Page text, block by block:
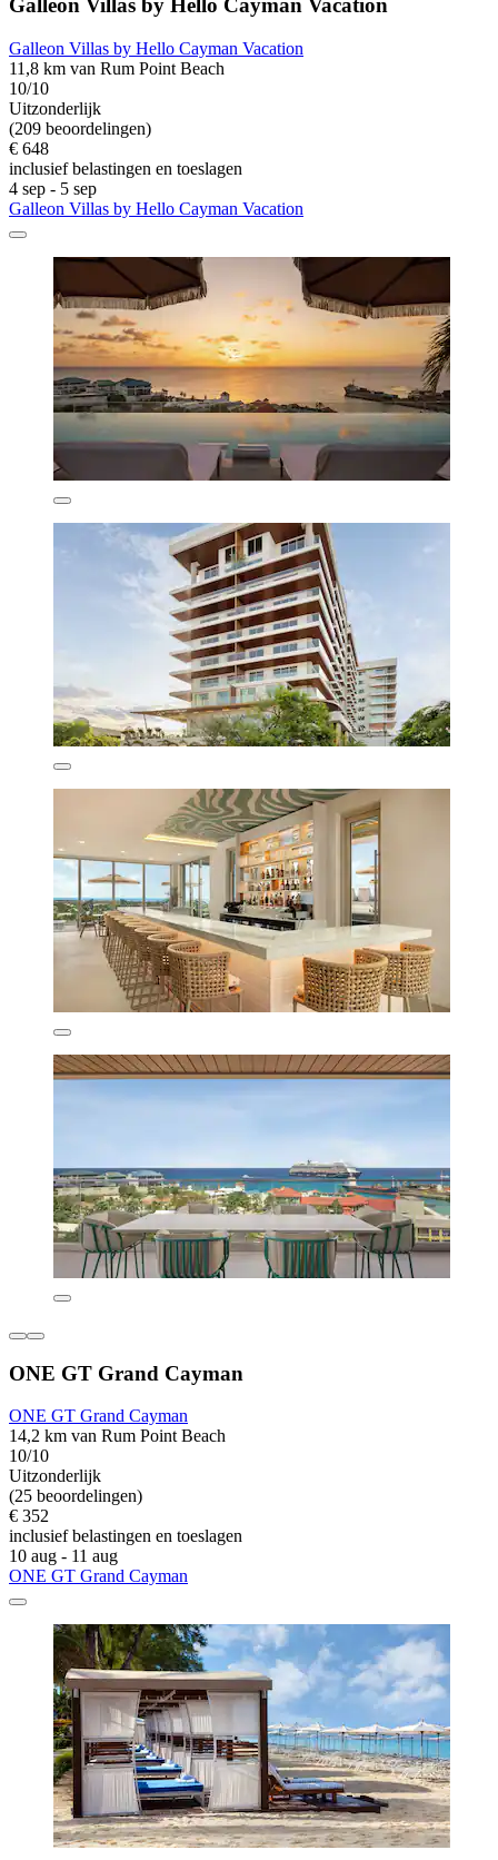
Galleon Villas by Hello Cayman Vacation
Galleon Villas by Hello Cayman Vacation
11,8 km van Rum Point Beach
10/10
Uitzonderlijk
(209 beoordelingen)
€ 648
inclusief belastingen en toeslagen
4 sep - 5 sep
Galleon Villas by Hello Cayman Vacation
ONE GT Grand Cayman
ONE GT Grand Cayman
14,2 km van Rum Point Beach
10/10
Uitzonderlijk
(25 beoordelingen)
€ 352
inclusief belastingen en toeslagen
10 aug - 11 aug
ONE GT Grand Cayman